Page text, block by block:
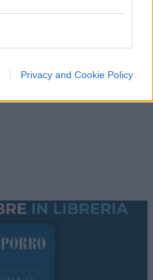
Privacy and Cookie Policy